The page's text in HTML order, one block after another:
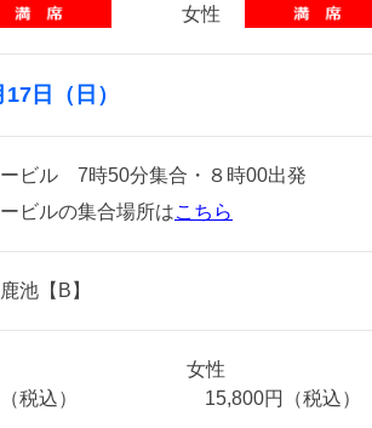
女性
日（日）
ビル 7時50分集合・８時00出発
ビルの集合場所はこちら
池【B】
税込）
女性
15,800円（税込）